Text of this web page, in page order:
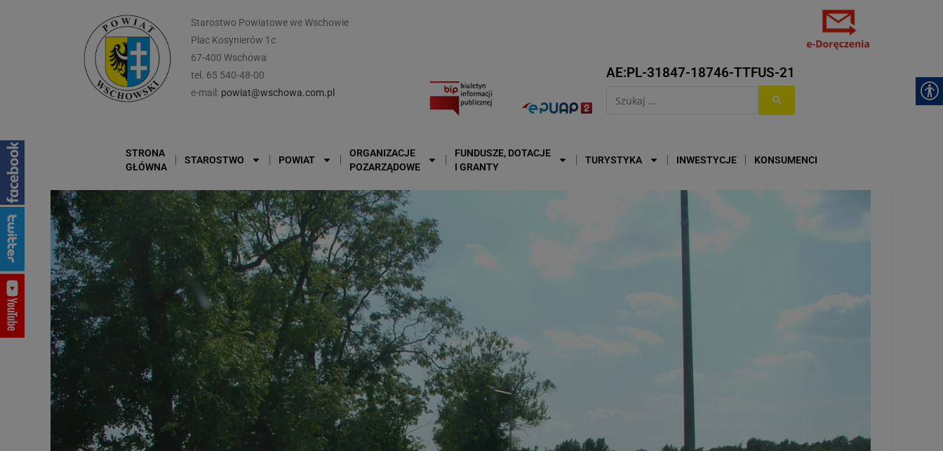
Starostwo Powiatowe we Wschowie
Plac Kosynierów 1c
67-400 Wschowa
tel. 65 540-48-00
e-mail: powiat@wschowa.com.pl
AE:PL-31847-18746-TTFUS-21
STRONA
GŁÓWNA
STAROSTWO POWIAT
ORGANIZACJE
POZARZĄDOWE
FUNDUSZE, DOTACJE
I GRANTY
TURYSTYKA INWESTYCJE KONSUMENCI